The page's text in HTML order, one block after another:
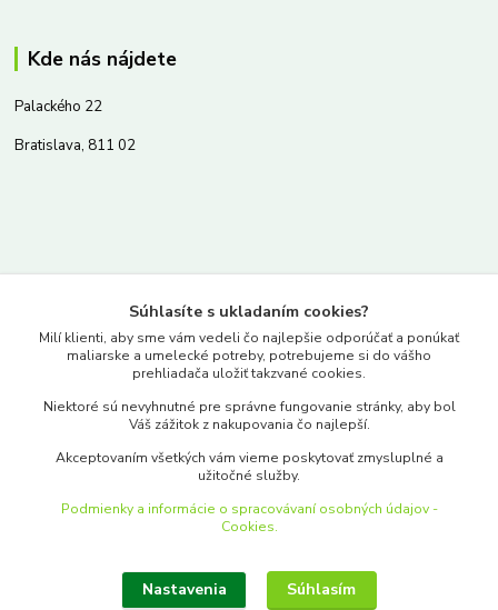
Kde nás nájdete
Palackého 22
Bratislava, 811 02
www.merkantil.sk
Pondelok-Piatok: 9.00-17.00hod.
objednavky@merkantil-obchod.sk
Súhlasíte s ukladaním cookies?
Milí klienti, aby sme vám vedeli čo najlepšie odporúčať a ponúkať
maliarske a umelecké potreby, potrebujeme si do vášho
prehliadača uložiť takzvané cookies.
Niektoré sú nevyhnutné pre správne fungovanie stránky, aby bol
Váš zážitok z nakupovania čo najlepší.
Akceptovaním všetkých vám vieme poskytovať zmysluplné a
užitočné služby.
Podmienky a informácie o spracovávaní osobných údajov -
Cookies.
Nastavenia Súhlasím